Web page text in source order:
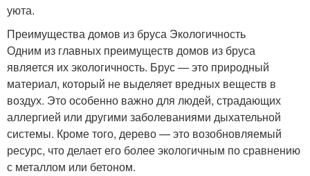
уюта.
Преимущества домов из бруса Экологичность
Одним из главных преимуществ домов из бруса
является их экологичность. Брус — это природный
материал, который не выделяет вредных веществ в
воздух. Это особенно важно для людей, страдающих
аллергией или другими заболеваниями дыхательной
системы. Кроме того, дерево — это возобновляемый
ресурс, что делает его более экологичным по сравнению
с металлом или бетоном.